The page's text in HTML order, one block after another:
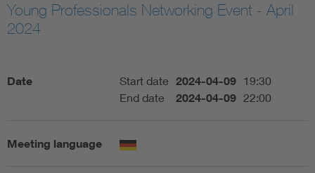
Artificial Intelligence
Digital Security
Young Professionals Networking Event - April
2024
Date Start date 2024-04-09 19:30
End date
2024-04-09 22:00
Meeting language